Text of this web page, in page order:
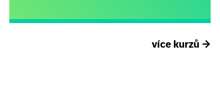
více kurzů →